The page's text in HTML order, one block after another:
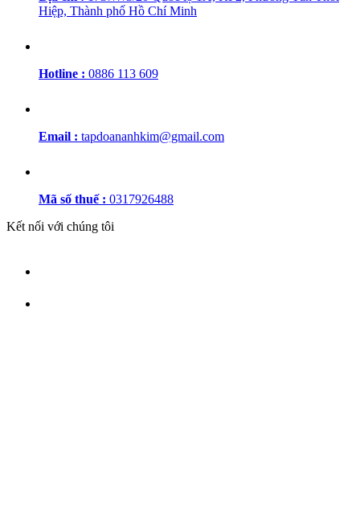
Hiệp, Thành phố Hồ Chí Minh
Hotline : 0886 113 609
Email : tapdoananhkim@gmail.com
Mã số thuế : 0317926488
Kết nối với chúng tôi